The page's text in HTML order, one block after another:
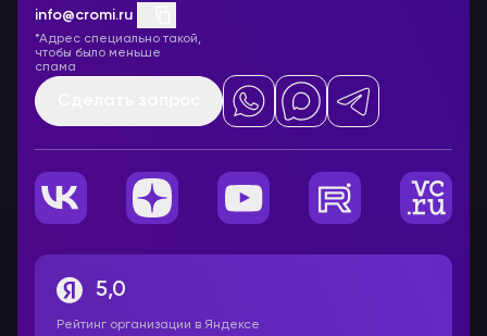
info@cromi.ru
*Адрес специально такой,
чтобы было меньше
спама
5,0
Рейтинг организации в Яндексе